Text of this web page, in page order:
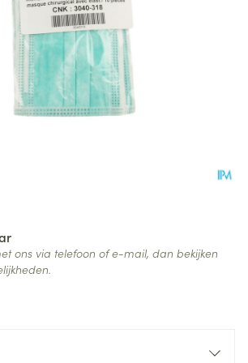
ons via telefoon of e-mail, dan bekijken